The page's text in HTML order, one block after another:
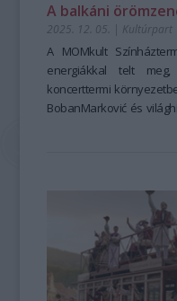
A balkáni
2025. 12. 05. | Kultúrpart
A MOMkult
energiákkal telt
koncerttermi
BobanMarković és
balkáni örömzene
szaxofonművész, Oláh
árnyalatokkal